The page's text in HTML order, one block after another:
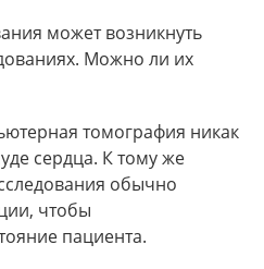
может возникнуть
Можно ли их
томография никак
сердца. К тому же
обычно
чтобы
пациента.